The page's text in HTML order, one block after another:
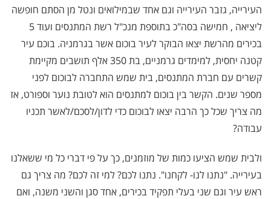
העירייה, גזבר העירייה וגם אחד שבמילואים ונטל מן הסתם חופשה
ליציאה , חמישה בסה"כ בתוספת מנכ"ל רשת המתנסים ועוד 5
בכירים מהרשת יצאו הבוקר לעיר בוכום אשר בגרמניה. בוכם עיר
קטנה יחסית, למימדים גרמניים, בת 350 אלף תושבים מקיימת
קשרים עם חברת המתנסים, בית שמש התחברה לבוכום לפני
מספר שנים. הקשר בין בוכום למתנסים הוא לטובת נוער וספורט, אז
מה צריך שכל כך הרבה יצאו לבוכום כדי לדון/לסכם/לאשר תכניו
עבודה?
ולבית שמש הציעו כמות של מוזמנים, כך על פי דברי כל מי ששאלנו
בעירייה. "נתנו לנו- לקחנו". נתנו לכם? למי זה לכם? מה צריך גם
ראש עיר וגם שני בעלי תפקיד בכירים, אחד סגן והשני משנה, ואם